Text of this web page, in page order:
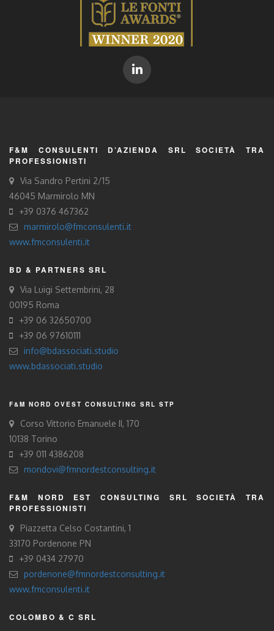
F&M CONSULENTI D’AZIENDA SRL SOCIETÀ TRA
PROFESSIONISTI
Via Sandro Pertini 2/15
46045 Marmirolo MN
+39 0376 467362
marmirolo@fmconsulenti.it
www.fmconsulenti.it
BD & PARTNERS SRL
Via Luigi Settembrini, 28
00195 Roma
+39 06 32650700
+39 06 97610111
info@bdassociati.studio
www.bdassociati.studio
F&M NORD OVEST CONSULTING SRL STP
Corso Vittorio Emanuele II, 170
10138 Torino
+39 011 4386208
mondovi@fmnordestconsulting.it
F&M NORD EST CONSULTING SRL SOCIETÀ TRA
PROFESSIONISTI
Piazzetta Celso Costantini, 1
33170 Pordenone PN
+39 0434 27970
pordenone@fmnordestconsulting.it
www.fmconsulenti.it
COLOMBO & C SRL